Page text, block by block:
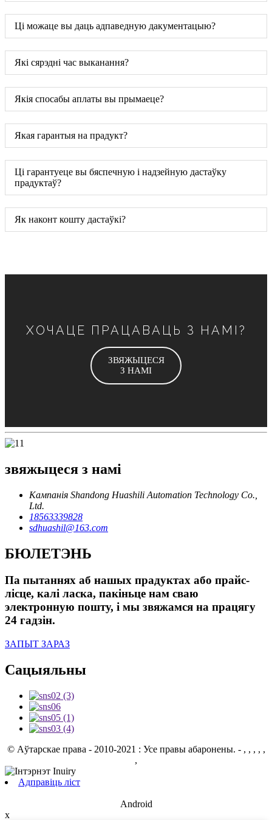
Ці можаце вы даць адпаведную дакументацыю?
Які сярэдні час выканання?
Якія спосабы аплаты вы прымаеце?
Якая гарантыя на прадукт?
Ці гарантуеце вы бяспечную і надзейную дастаўку
прадуктаў?
Як наконт кошту дастаўкі?
ХОЧАЦЕ ПРАЦАВАЦЬ З НАМІ?
ЗВЯЖЫЦЕСЯ
З НАМІ
звяжыцеся з намі
Кампанія Shandong Huashili Automation Technology Co.,
Ltd.
18563339828
sdhuashil@163.com
БЮЛЕТЭНЬ
Па пытаннях аб нашых прадуктах або прайс-
лісце, калі ласка, пакіньце нам сваю
электронную пошту, і мы звяжамся на працягу
24 гадзін.
ЗАПЫТ ЗАРАЗ
Сацыяльны
© Аўтарскае права - 2010-2021 : Усе правы абаронены. - , , , , ,
,
Адправіць ліст
Android
x